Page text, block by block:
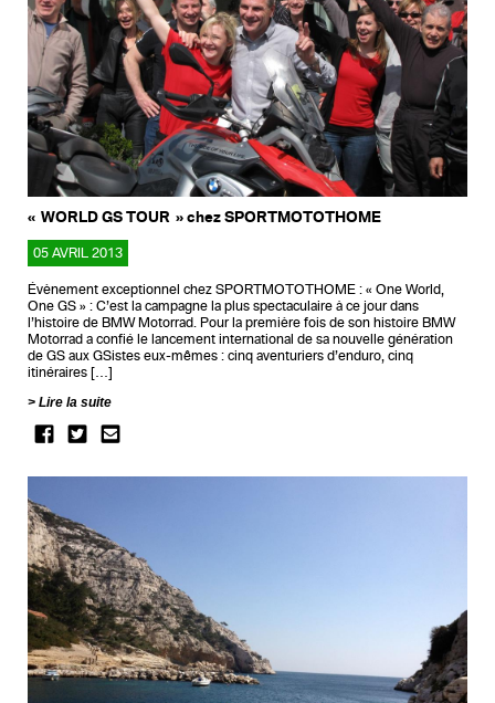
« WORLD GS TOUR » chez SPORTMOTOTHOME
05 AVRIL 2013
Évènement exceptionnel chez SPORTMOTOTHOME : « One World,
One GS » : C’est la campagne la plus spectaculaire à ce jour dans
l’histoire de BMW Motorrad. Pour la première fois de son histoire BMW
Motorrad a confié le lancement international de sa nouvelle génération
de GS aux GSistes eux-mêmes : cinq aventuriers d’enduro, cinq
itinéraires […]
Lire la suite